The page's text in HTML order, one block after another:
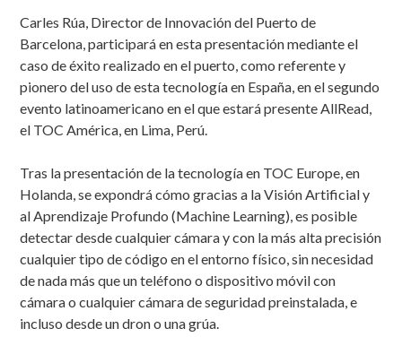
Carles Rúa, Director de Innovación del Puerto de
Barcelona, participará en esta presentación mediante el
caso de éxito realizado en el puerto, como referente y
pionero del uso de esta tecnología en España, en el segundo
evento latinoamericano en el que estará presente AllRead,
el TOC América, en Lima, Perú.
Tras la presentación de la tecnología en TOC Europe, en
Holanda, se expondrá cómo gracias a la Visión Artificial y
al Aprendizaje Profundo (Machine Learning), es posible
detectar desde cualquier cámara y con la más alta precisión
cualquier tipo de código en el entorno físico, sin necesidad
de nada más que un teléfono o dispositivo móvil con
cámara o cualquier cámara de seguridad preinstalada, e
incluso desde un dron o una grúa.